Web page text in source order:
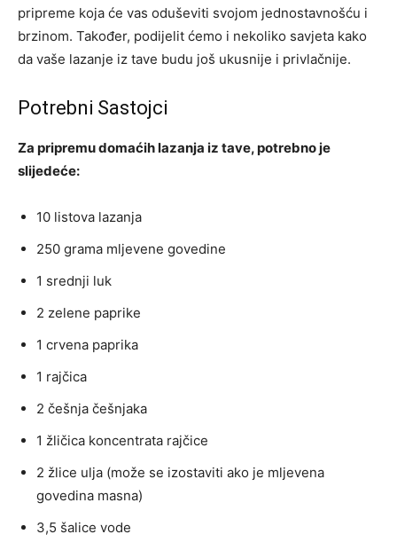
pripreme koja će vas oduševiti svojom jednostavnošću i
brzinom. Također, podijelit ćemo i nekoliko savjeta kako
da vaše lazanje iz tave budu još ukusnije i privlačnije.
Potrebni Sastojci
Za pripremu domaćih lazanja iz tave, potrebno je
slijedeće:
10 listova lazanja
250 grama mljevene govedine
1 srednji luk
2 zelene paprike
1 crvena paprika
1 rajčica
2 češnja češnjaka
1 žličica koncentrata rajčice
2 žlice ulja (može se izostaviti ako je mljevena
govedina masna)
3,5 šalice vode